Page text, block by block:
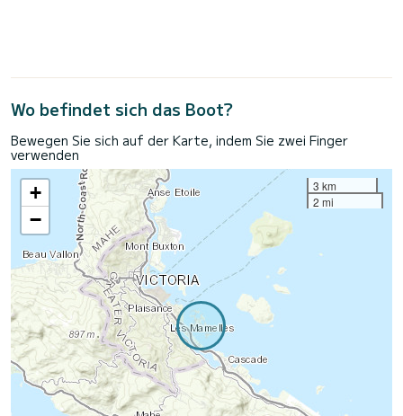
Wo befindet sich das Boot?
Bewegen Sie sich auf der Karte, indem Sie zwei Finger
verwenden
+
−
3 km
2 mi